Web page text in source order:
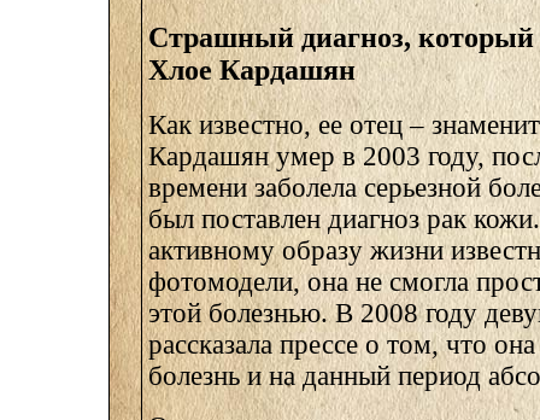
Страшный диагноз, который
Хлое Кардашян
Как известно, ее отец –
Кардашян умер в 2003 году,
времени заболела серьезной
был поставлен диагноз рак
активному образу жизни
фотомодели, она не смогла
этой болезнью. В 2008 году
рассказала прессе о том, что
болезнь и на данный период